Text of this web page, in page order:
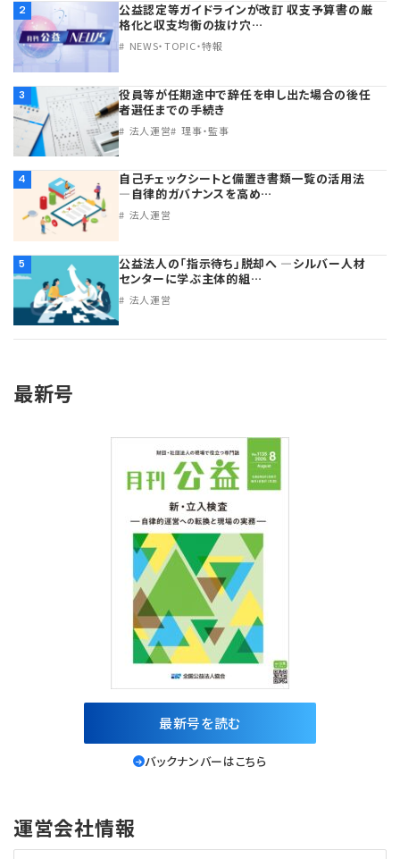
2
公益認定等ガイドラインが改訂 収支予算書の厳
格化と収支均衡の抜け穴…
NEWS・TOPIC・特報
3
役員等が任期途中で辞任を申し出た場合の後任
者選任までの手続き
法人運営 理事・監事
4
自己チェックシートと備置き書類一覧の活用法
―自律的ガバナンスを高め…
法人運営
5
公益法人の「指示待ち」脱却へ ―シルバー人材
センターに学ぶ主体的組…
法人運営
最新号
最新号を読む
バックナンバーはこちら
運営会社情報